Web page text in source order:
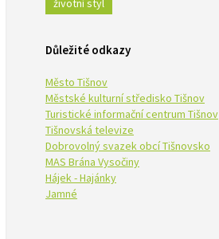
životní styl
Důležité odkazy
Město Tišnov
Městské kulturní středisko Tišnov
Turistické informační centrum Tišnov
Tišnovská televize
Dobrovolný svazek obcí Tišnovsko
MAS Brána Vysočiny
Hájek - Hajánky
Jamné